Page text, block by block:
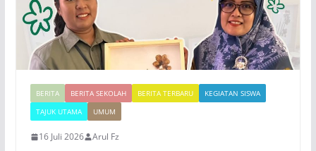
BERITA BERITA SEKOLAH BERITA TERBARU
KEGIATAN SISWA
TAJUK UTAMA
UMUM
16 Juli 2026 Arul Fz